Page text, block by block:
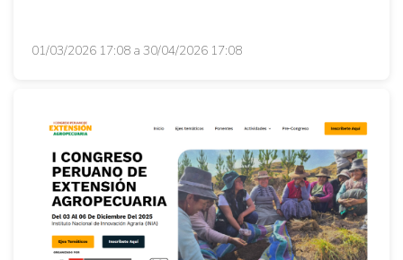
01/03/2026 17:08 a 30/04/2026 17:08